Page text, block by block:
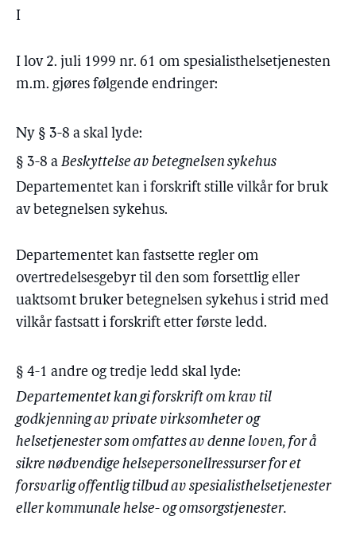
I
I lov 2. juli 1999 nr. 61 om spesialisthelsetjenesten
m.m. gjøres følgende endringer:
Ny § 3-8 a skal lyde:
§ 3-8 a Beskyttelse av betegnelsen sykehus
Departementet kan i forskrift stille vilkår for bruk
av betegnelsen sykehus.
Departementet kan fastsette regler om
overtredelsesgebyr til den som forsettlig eller
uaktsomt bruker betegnelsen sykehus i strid med
vilkår fastsatt i forskrift etter første ledd.
§ 4-1 andre og tredje ledd skal lyde:
Departementet kan gi forskrift om krav til
godkjenning av private virksomheter og
helsetjenester som omfattes av denne loven, for å
sikre nødvendige helsepersonellressurser for et
forsvarlig offentlig tilbud av spesialisthelsetjenester
eller kommunale helse- og omsorgstjenester.